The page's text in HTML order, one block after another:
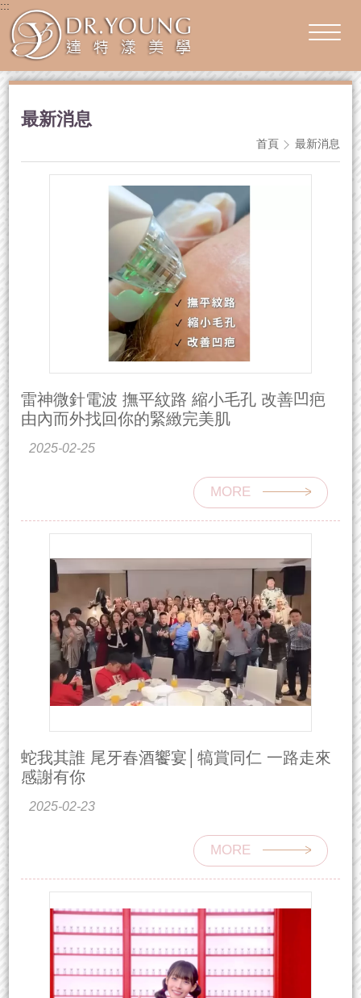
:::
最新消息
首頁 最新消息
雷神微針電波 撫平紋路 縮小毛孔 改善凹疤
由內而外找回你的緊緻完美肌
2025-02-25
MORE
蛇我其誰 尾牙春酒饗宴│犒賞同仁 一路走來
感謝有你
2025-02-23
MORE